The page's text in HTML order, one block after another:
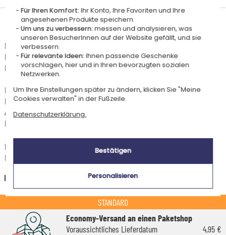
Lieferdatum und Lieferpreis
Dieser Artikel wird in unserem Atelier in Toulouse personalisiert.
Er ist für das Angebot "Versandkostenfrei ab 85 € Warenwert" mit der
Hermes-Standardlieferung berechtigt.
Für jede Bestellung unter 85 € gelten die unten aufgeführten
Lieferkosten für den Kauf dieses Artikels.
Artikel, die in unserem Atelier personalisiert werden (etwa 95% unserer
Produkte), sind mit dem Logo
Das Voraussichtliche Lieferdatum ist nur bei einer Zahlung per PayPal,
Kreditkarte oder Sofortüberweisung gültig.
Deutschland
STANDARD
Economy-Versand an einen Paketshop
Voraussichtliches Lieferdatum
4,95 €
Für Ihren Komfort:Ihr Konto, Ihre Favoriten und Ihre
angesehenen Produkte speichern.
Um uns zu verbessern:messen und analysieren, was
unseren BesucherInnen auf der Website gefällt, und sie
verbessern.
Für relevante Ideen:Ihnen passende Geschenke
vorschlagen, hier und in Ihren bevorzugten sozialen
Netzwerken.
Um Ihre Einstellungen später zu ändern, klicken Sie "Meine
Cookies verwalten" in der Fußzeile.
Datenschutzerklärung.
Bestätigen
Personalisieren